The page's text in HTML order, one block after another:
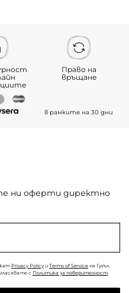
Право на
връщане
в рамките на 30 дни
ни оферти директно
Privacy Policy и Terms of Service на Гугъл.
с Политика за поверителност